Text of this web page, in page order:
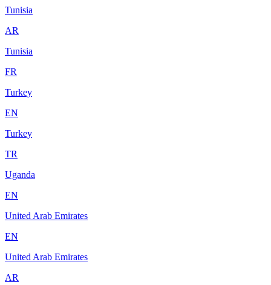
Tunisia
AR
Tunisia
FR
Turkey
EN
Turkey
TR
Uganda
EN
United Arab Emirates
EN
United Arab Emirates
AR